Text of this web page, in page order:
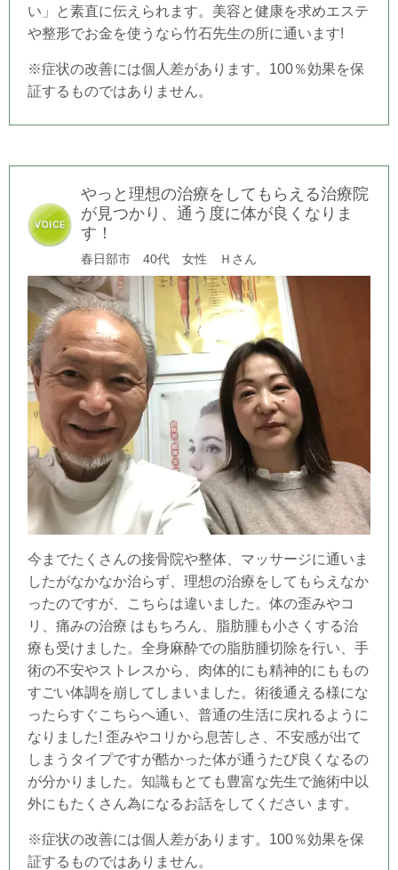
い」と素直に伝えられます。美容と健康を求めエステ
や整形でお金を使うなら竹石先生の所に通います!
※症状の改善には個人差があります。100％効果を保
証するものではありません。
やっと理想の治療をしてもらえる治療院
が見つかり、通う度に体が良くなりま
す！
春日部市 40代 女性 Ｈさん
今までたくさんの接骨院や整体、マッサージに通いま
したがなかなか治らず、理想の治療をしてもらえなか
ったのですが、こちらは違いました。体の歪みやコ
リ、痛みの治療 はもちろん、脂肪腫も小さくする治
療も受けました。全身麻酔での脂肪腫切除を行い、手
術の不安やストレスから、肉体的にも精神的にももの
すごい体調を崩してしまいました。術後通える様にな
ったらすぐこちらへ通い、普通の生活に戻れるように
なりました! 歪みやコリから息苦しさ、不安感が出て
しまうタイプですが酷かった体が通うたび良くなるの
が分かりました。知識もとても豊富な先生で施術中以
外にもたくさん為になるお話をしてください ます。
※症状の改善には個人差があります。100％効果を保
証するものではありません。